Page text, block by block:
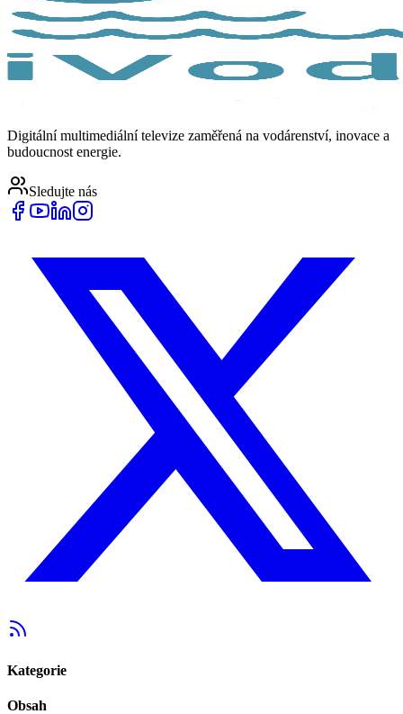
Digitální multimediální televize zaměřená na vodárenství, inovace a
budoucnost energie.
Sledujte nás
Kategorie
Obsah